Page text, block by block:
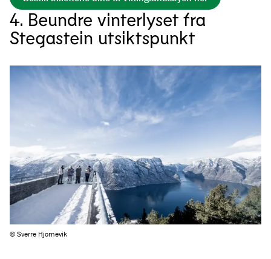
4. Beundre vinterlyset fra
Stegastein utsiktspunkt
© Sverre Hjornevik